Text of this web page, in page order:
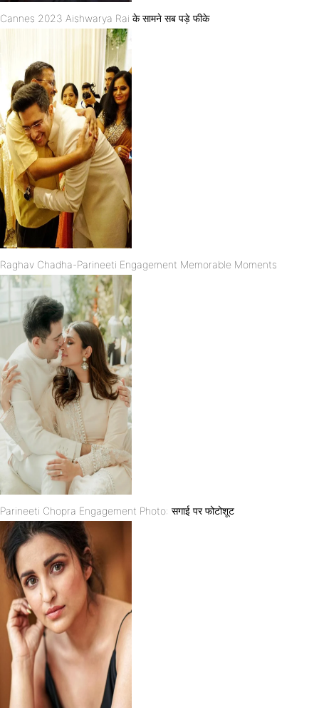
Cannes 2023 Aishwarya Rai के सामने सब पड़े फीके
Raghav Chadha-Parineeti Engagement Memorable Moments
Parineeti Chopra Engagement Photo: सगाई पर फोटोशूट